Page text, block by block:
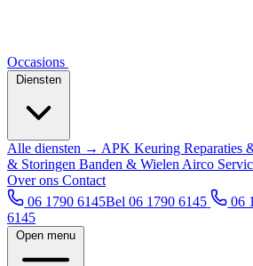
Occasions
Alle diensten → APK Keuring Reparaties
& Storingen Banden & Wielen Airco
Over ons Contact
06 1790 6145Bel 06 1790 6145 06
6145
Open menu